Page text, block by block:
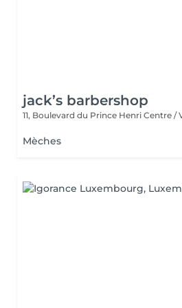
jack’s barbershop
11, Boulevard du Prince Henri Centre /
Mèches